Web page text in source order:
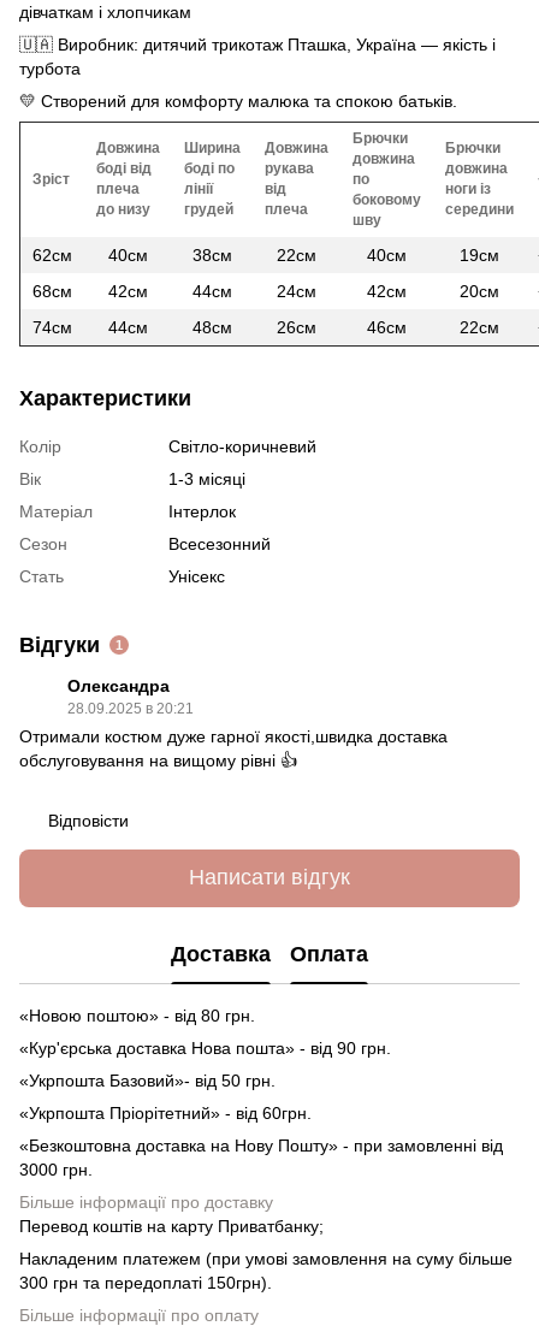
дівчаткам і хлопчикам
🇺🇦 Виробник: дитячий трикотаж Пташка, Україна — якість і
турбота
💛 Створений для комфорту малюка та спокою батьків.
Зріст
Довжина
боді від
плеча
до низу
Ширина
боді по
лінії
грудей
Довжина
рукава
від
плеча
Брючки
довжина
по
боковому
шву
Брючки
довжина
ноги із
середини
62см 40см 38см 22см 40см 19см
68см
42см 44см 24см 42см 20см
74см
44см 48см 26см 46см 22см
Характеристики
Колір
Світло-коричневий
Вік
1-3 місяці
Матеріал
Інтерлок
Сезон
Всесезонний
Стать
Унісекс
Відгуки 1
Олександра
28.09.2025 в 20:21
Отримали костюм дуже гарної якості,швидка доставка
обслуговування на вищому рівні 👍
Відповісти
Написати відгук
Доставка Оплата
«Новою поштою» - від 80 грн.
«Кур'єрська доставка Нова пошта» - від 90 грн.
«Укрпошта Базовий»- від 50 грн.
«Укрпошта Пріорітетний» - від 60грн.
«Безкоштовна доставка на Нову Пошту» - при замовленні від
3000 грн.
Більше інформації про доставку
Перевод коштів на карту Приватбанку;
Накладеним платежем (при умові замовлення на суму більше
300 грн та передоплаті 150грн).
Більше інформації про оплату